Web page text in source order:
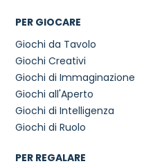
PER GIOCARE
Giochi da Tavolo
Giochi Creativi
Giochi di Immaginazione
Giochi all'Aperto
Giochi di Intelligenza
Giochi di Ruolo
PER REGALARE